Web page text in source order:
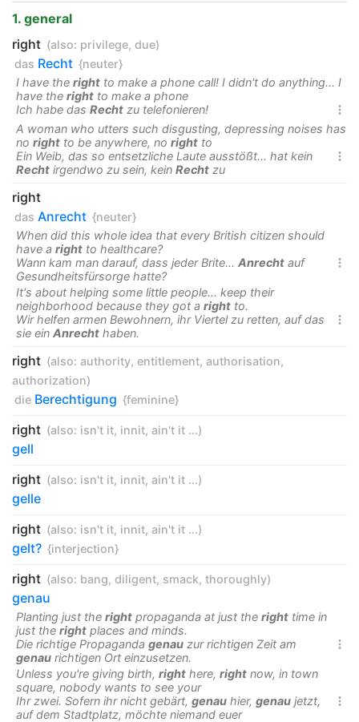
1. general
right (also: privilege, due)
das Recht {neuter}
I have the right to make a phone call! I didn't do anything... I
have the right to make a phone

Ich habe das Recht zu telefonieren!
A woman who utters such disgusting, depressing noises has
no right to be anywhere, no right to

Ein Weib, das so entsetzliche Laute ausstößt... hat kein
Recht irgendwo zu sein, kein Recht zu
right
das Anrecht {neuter}
When did this whole idea that every British citizen should
have a right to healthcare?

Wann kam man darauf, dass jeder Brite... Anrecht auf
Gesundheitsfürsorge hatte?
It's about helping some little people... keep their
neighborhood because they got a right to.

Wir helfen armen Bewohnern, ihr Viertel zu retten, auf das
sie ein Anrecht haben.
right (also: authority, entitlement, authorisation,
authorization)
die Berechtigung {feminine}
right (also: isn't it, innit, ain't it ...)
gell
right (also: isn't it, innit, ain't it ...)
gelle
right (also: isn't it, innit, ain't it ...)
gelt? {interjection}
right (also: bang, diligent, smack, thoroughly)
genau
Planting just the right propaganda at just the right time in
just the right places and minds.

Die richtige Propaganda genau zur richtigen Zeit am
genau richtigen Ort einzusetzen.
Unless you're giving birth, right here, right now, in town
square, nobody wants to see your

Ihr zwei. Sofern ihr nicht gebärt, genau hier, genau jetzt,
auf dem Stadtplatz, möchte niemand euer